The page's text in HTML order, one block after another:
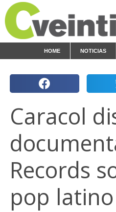
HOME NOTICIAS
Caracol
Records
pop